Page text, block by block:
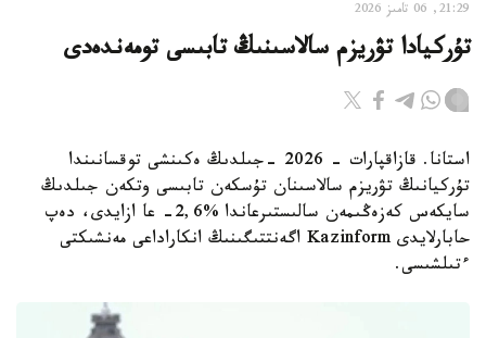
21:29, 06 تامىز 2026
تۇركيادا تۋريزم سالاسىنىڭ تابىسى تومەندەدى
استانا. قازاقپارات - 2026 -جىلدىڭ ەكىنشى توقسانىندا
تۇركيانىڭ تۋريزم سالاسىنان تۇسكەن تابىسى وتكەن جىلدىڭ
سايكەس كەزەڭىمەن سالىستىرعاندا %2,6- عا ازايدى، دەپ
حابارلايدى Kazinform اگەنتتىگىنىڭ انكاراداعى مەنشىكتى
ءتىلشىسى.